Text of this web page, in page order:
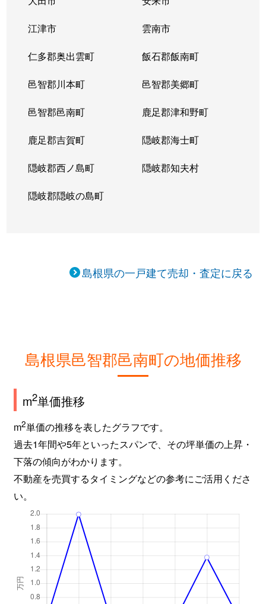
江津市 雲南市
仁多郡奥出雲町 飯石郡飯南町
邑智郡川本町 邑智郡美郷町
邑智郡邑南町 鹿足郡津和野町
鹿足郡吉賀町 隠岐郡海士町
隠岐郡西ノ島町 隠岐郡知夫村
隠岐郡隠岐の島町
島根県の一戸建て売却・査定に戻る
島根県邑智郡邑南町の地価推移
m2単価推移
m2単価の推移を表したグラフです。
過去1年間や5年といったスパンで、その坪単価の上昇・
下落の傾向がわかります。
不動産を売買するタイミングなどの参考にご活用くださ
い。